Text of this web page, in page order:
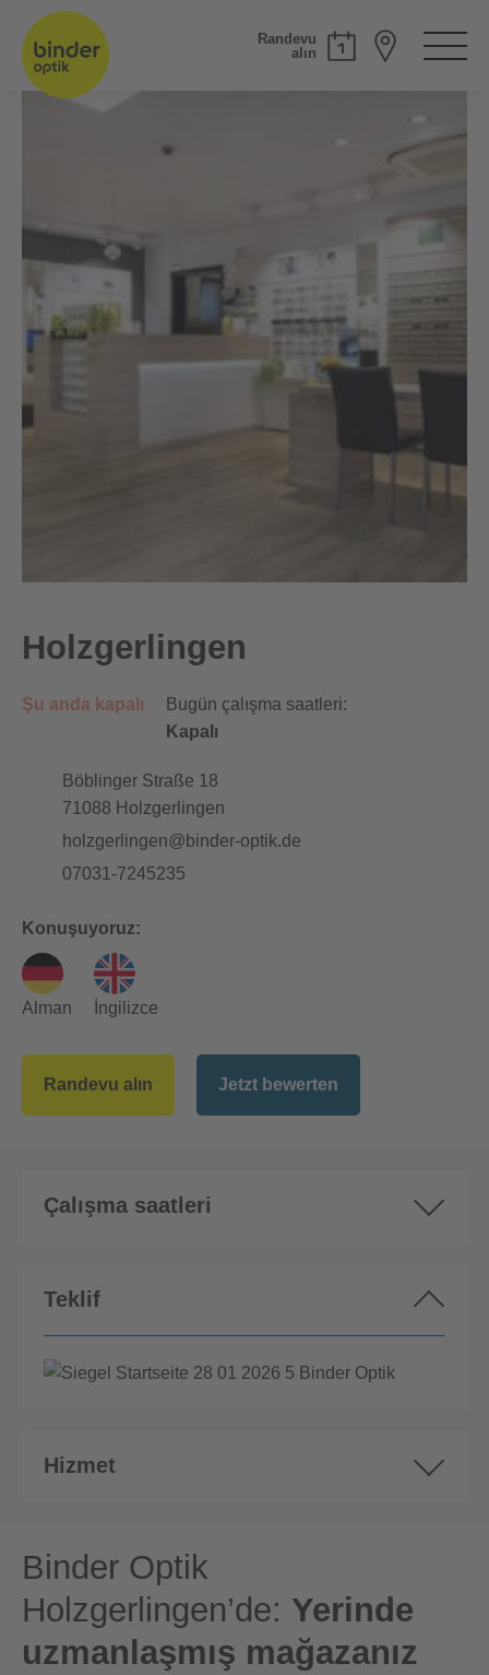
Randevu
alın
Holzgerlingen
Şu anda kapalı
Bugün çalışma saatleri:
Kapalı
Böblinger Straße 18
71088 Holzgerlingen
holzgerlingen@binder-optik.de
07031-7245235
Konuşuyoruz:
Alman İngilizce
Randevu alın Jetzt bewerten
Çalışma saatleri
Teklif
Hizmet
Binder Optik
Holzgerlingen’de: Yerinde
uzmanlaşmış mağazanız